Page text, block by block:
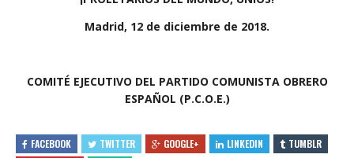
Madrid, 12 de diciembre de 2018.
COMITÉ EJECUTIVO DEL PARTIDO COMUNISTA OBRERO
ESPAÑOL (P.C.O.E.)
FACEBOOK TWITTER GOOGLE+ LINKEDIN
TUMBLR